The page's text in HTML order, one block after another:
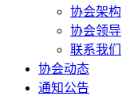
协会架构
协会领导
联系我们
协会动态
通知公告